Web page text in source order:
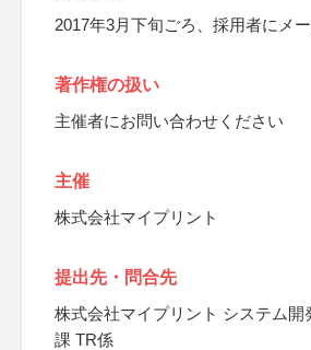
2017年3月下旬ごろ、採用者にメ
著作権の扱い
主催者にお問い合わせください
主催
株式会社マイプリント
提出先・問合先
株式会社マイプリント システム開
課 TR係